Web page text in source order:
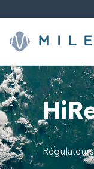
Sauter
le
contenu